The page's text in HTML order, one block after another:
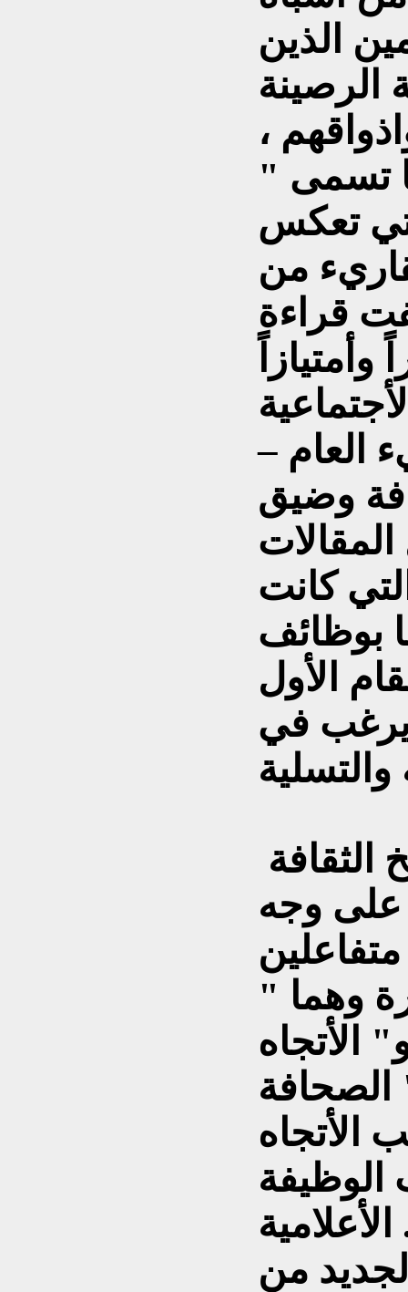
الذين
الرصينة
،
تسمى "
تعكس
من
قراءة
العام –
وضيق
كانت
بوظائف
الأول
يرغب في
على وجه
وهما "
الأتجاه
الصحافة
الأتجاه
.
من